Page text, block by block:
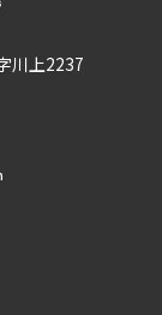
川上2237